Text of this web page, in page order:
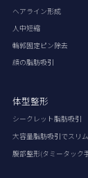
ヘアライン形成
人中短縮
輪郭固定ピン除去
顔の脂肪吸引
体型整形
シークレット脂肪吸引
大容量脂肪吸引でスリ
腹部整形(タミータック